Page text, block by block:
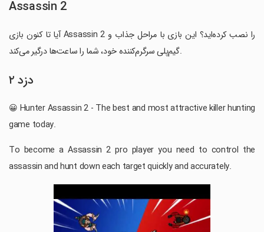
Assassin 2
آیا تا کنون بازی Assassin 2 را نصب کرده‌اید؟ این بازی با مراحل جذاب و
گیم‌پلی سرگرم‌کننده خود، شما را ساعت‌ها درگیر می‌کند.
دزد ۲
😀 Hunter Assassin 2 - The best and most attractive killer hunting
game today.
To become a Assassin 2 pro player you need to control the
assassin and hunt down each target quickly and accurately.